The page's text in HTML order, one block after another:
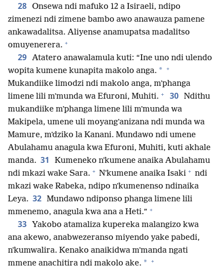
28 Onsewa ndi mafuko 12 a Isiraeli, ndipo
zimenezi ndi zimene bambo awo anawauza pamene
ankawadalitsa. Aliyense anamupatsa madalitso
omuyenerera. +
29 Atatero anawalamula kuti: “Ine uno ndi ulendo
wopita kumene kunapita makolo anga. * +
Mukandiike limodzi ndi makolo anga, mʼphanga
limene lili mʼmunda wa Efuroni, Muhiti. + 30 Ndithu
mukandiike mʼphanga limene lili mʼmunda wa
Makipela, umene uli moyangʼanizana ndi munda wa
Mamure, mʼdziko la Kanani. Mundawo ndi umene
Abulahamu anagula kwa Efuroni, Muhiti, kuti akhale
manda. 31
Kumeneko nʼkumene anaika Abulahamu
ndi mkazi wake Sara. + Nʼkumene anaika Isaki + ndi
mkazi wake Rabeka, ndipo nʼkumenenso ndinaika
Leya. 32 Mundawo ndiponso phanga limene lili
mmenemo, anagula kwa ana a Heti.” +
33
Yakobo atamaliza kupereka malangizo kwa
ana akewo, anabwezeranso miyendo yake pabedi,
nʼkumwalira. Kenako anaikidwa mʼmanda ngati
mmene anachitira ndi makolo ake. * +